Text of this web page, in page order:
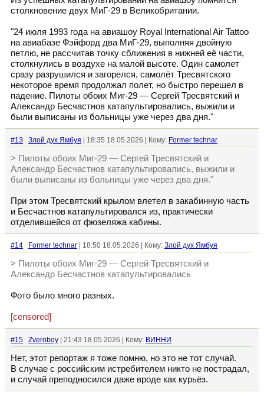
столкновение двух МиГ-29 в Великобритании.
"24 июля 1993 года на авиашоу Royal International Air Tattoo
на авиабазе Фэйфорд два МиГ-29, выполняя двойную
петлю, не рассчитав точку сближения в нижней её части,
столкнулись в воздухе на малой высоте. Один самолет
сразу разрушился и загорелся, самолёт Тресвятского
некоторое время продолжал полет, но быстро перешел в
падение. Пилоты обоих Миг-29 — Сергей Тресвятский и
Александр Бесчастнов катапультировались, выжили и
были выписаны из больницы уже через два дня."
#13 Злой дух Ямбуя | 18:35 18.05.2026 | Кому: Former technar
> Пилоты обоих Миг-29 — Сергей Тресвятский и
Александр Бесчастнов катапультировались, выжили и
были выписаны из больницы уже через два дня."
При этом Тресвятский крылом влетел в закабинную часть
и Бесчастнов катапультировался из, практически
отделившейся от фюзеляжа кабины.
#14 Former technar | 18:50 18.05.2026 | Кому: Злой дух Ямбуя
> Пилоты обоих Миг-29 — Сергей Тресвятский и
Александр Бесчастнов катапультировались
Фото было много разных.
[censored]
#15 Zveroboy | 21:43 18.05.2026 | Кому: ВИННИ
Нет, этот репортаж я тоже помню, но это не тот случай.
В случае с российским истребителем никто не пострадал,
и случай преподносился даже вроде как курьёз.